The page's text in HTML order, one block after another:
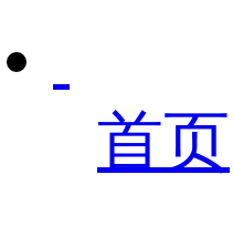
首页